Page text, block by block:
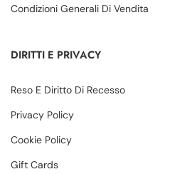
Condizioni Generali Di Vendita
DIRITTI E PRIVACY
Reso E Diritto Di Recesso
Privacy Policy
Cookie Policy
Gift Cards